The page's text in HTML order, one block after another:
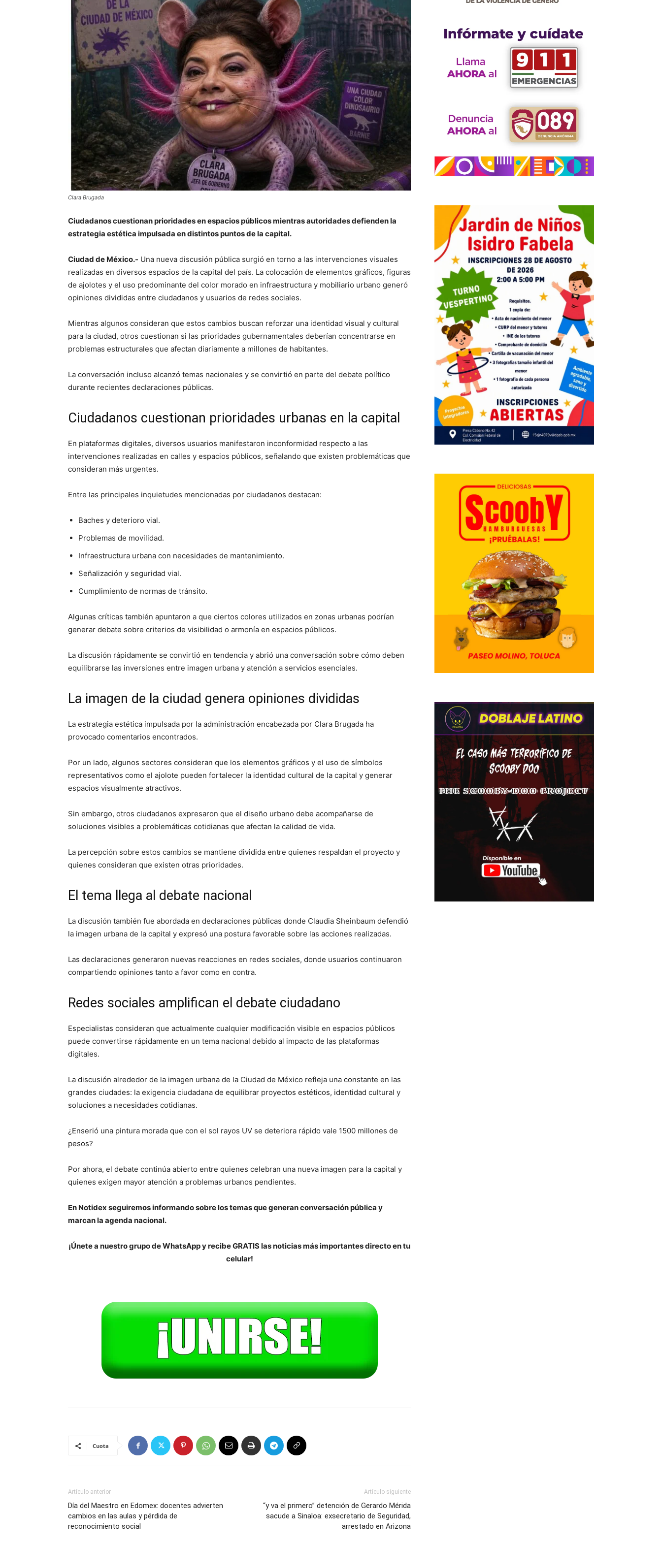
Clara Brugada
Ciudadanos cuestionan prioridades en espacios públicos mientras autoridades defienden la
estrategia estética impulsada en distintos puntos de la capital.
Ciudad de México.- Una nueva discusión pública surgió en torno a las intervenciones visuales
realizadas en diversos espacios de la capital del país. La colocación de elementos gráficos, figuras
de ajolotes y el uso predominante del color morado en infraestructura y mobiliario urbano generó
opiniones divididas entre ciudadanos y usuarios de redes sociales.
Mientras algunos consideran que estos cambios buscan reforzar una identidad visual y cultural
para la ciudad, otros cuestionan si las prioridades gubernamentales deberían concentrarse en
problemas estructurales que afectan diariamente a millones de habitantes.
La conversación incluso alcanzó temas nacionales y se convirtió en parte del debate político
durante recientes declaraciones públicas.
Ciudadanos cuestionan prioridades urbanas en la capital
En plataformas digitales, diversos usuarios manifestaron inconformidad respecto a las
intervenciones realizadas en calles y espacios públicos, señalando que existen problemáticas que
consideran más urgentes.
Entre las principales inquietudes mencionadas por ciudadanos destacan:
Baches y deterioro vial.
Problemas de movilidad.
Infraestructura urbana con necesidades de mantenimiento.
Señalización y seguridad vial.
Cumplimiento de normas de tránsito.
Algunas críticas también apuntaron a que ciertos colores utilizados en zonas urbanas podrían
generar debate sobre criterios de visibilidad o armonía en espacios públicos.
La discusión rápidamente se convirtió en tendencia y abrió una conversación sobre cómo deben
equilibrarse las inversiones entre imagen urbana y atención a servicios esenciales.
La imagen de la ciudad genera opiniones divididas
La estrategia estética impulsada por la administración encabezada por Clara Brugada ha
provocado comentarios encontrados.
Por un lado, algunos sectores consideran que los elementos gráficos y el uso de símbolos
representativos como el ajolote pueden fortalecer la identidad cultural de la capital y generar
espacios visualmente atractivos.
Sin embargo, otros ciudadanos expresaron que el diseño urbano debe acompañarse de
soluciones visibles a problemáticas cotidianas que afectan la calidad de vida.
La percepción sobre estos cambios se mantiene dividida entre quienes respaldan el proyecto y
quienes consideran que existen otras prioridades.
El tema llega al debate nacional
La discusión también fue abordada en declaraciones públicas donde Claudia Sheinbaum defendió
la imagen urbana de la capital y expresó una postura favorable sobre las acciones realizadas.
Las declaraciones generaron nuevas reacciones en redes sociales, donde usuarios continuaron
compartiendo opiniones tanto a favor como en contra.
Redes sociales amplifican el debate ciudadano
Especialistas consideran que actualmente cualquier modificación visible en espacios públicos
puede convertirse rápidamente en un tema nacional debido al impacto de las plataformas
digitales.
La discusión alrededor de la imagen urbana de la Ciudad de México refleja una constante en las
grandes ciudades: la exigencia ciudadana de equilibrar proyectos estéticos, identidad cultural y
soluciones a necesidades cotidianas.
¿Enserió una pintura morada que con el sol rayos UV se deteriora rápido vale 1500 millones de
pesos?
Por ahora, el debate continúa abierto entre quienes celebran una nueva imagen para la capital y
quienes exigen mayor atención a problemas urbanos pendientes.
En Notidex seguiremos informando sobre los temas que generan conversación pública y
marcan la agenda nacional.
¡Únete a nuestro grupo de WhatsApp y recibe GRATIS las noticias más importantes directo en tu
celular!
Cuota
Artículo anterior
Día del Maestro en Edomex: docentes advierten
cambios en las aulas y pérdida de
reconocimiento social
Artículo siguiente
“y va el primero” detención de Gerardo Mérida
sacude a Sinaloa: exsecretario de Seguridad,
arrestado en Arizona